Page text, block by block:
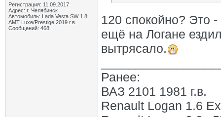
Регистрация: 11.09.2017
Адрес: г. Челябинск
Автомобиль: Lada Vesta SW 1.8
АМТ Luxe/Prestige 2019 г.в.
Сообщений: 468
120 спокойно? Это -
ещё на Логане
вытрясало.
Ранее:
ВАЗ 2101 1981 г.в.
Renault Logan 1.6